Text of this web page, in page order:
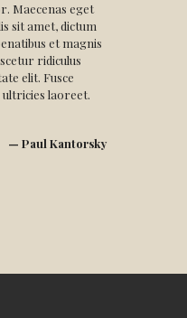
Maecenas eget
sit amet, dictum
et magnis
ridiculus
elit. Fusce
laoreet.
— Paul Kantorsky